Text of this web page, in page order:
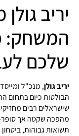
יריב
המשחק:
שלכם
יריב גולן, מנכ"ל
הבולטות כיום בתחום
שישראלים רבים
מהפכה שקטה אך
תשואות גבוהות,